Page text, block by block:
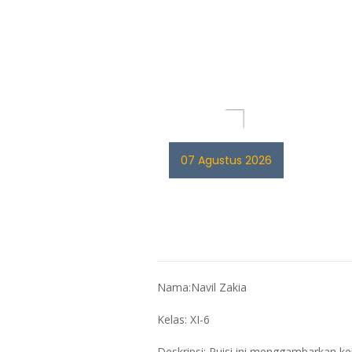
07 Agustus 2026
Nama:Navil Zakia
Kelas: XI-6